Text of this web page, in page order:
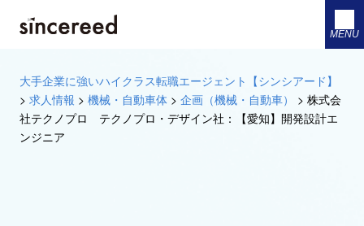
MENU
大手企業に強いハイクラス転職エージェント【シンシアード】
> 求人情報 > 機械・自動車体 > 企画（機械・自動車） > 株式会
社テクノプロ テクノプロ・デザイン社：【愛知】開発設計エ
ンジニア